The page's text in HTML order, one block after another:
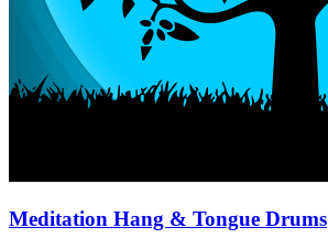
Meditation Hang & Tongue Drums